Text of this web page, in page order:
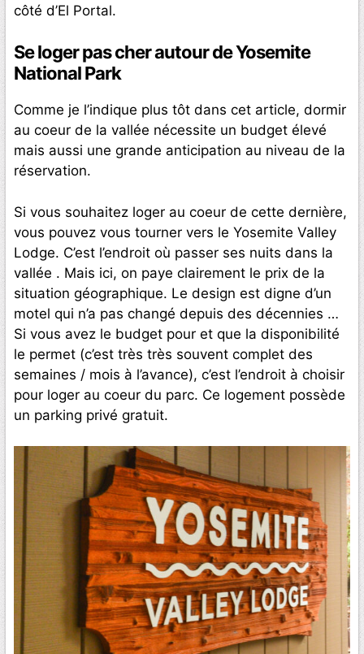
côté d’El Portal.
Se loger pas cher autour de Yosemite
National Park
Comme je l’indique plus tôt dans cet article, dormir
au coeur de la vallée nécessite un budget élevé
mais aussi une grande anticipation au niveau de la
réservation.
Si vous souhaitez loger au coeur de cette dernière,
vous pouvez vous tourner vers le Yosemite Valley
Lodge. C’est l’endroit où passer ses nuits dans la
vallée . Mais ici, on paye clairement le prix de la
situation géographique. Le design est digne d’un
motel qui n’a pas changé depuis des décennies …
Si vous avez le budget pour et que la disponibilité
le permet (c’est très très souvent complet des
semaines / mois à l’avance), c’est l’endroit à choisir
pour loger au coeur du parc. Ce logement possède
un parking privé gratuit.